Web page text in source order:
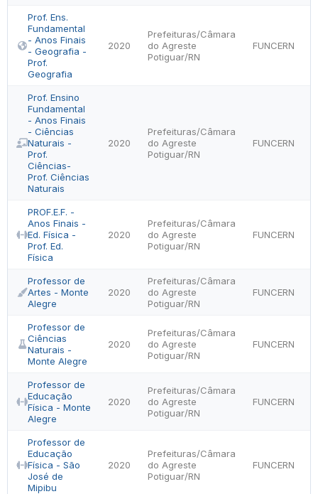
Prof. Ens.
Fundamental
- Anos Finais
- Geografia -
Prof.
Geografia
2020
Prefeituras/Câmara
do Agreste
Potiguar/RN
FUNCERN
Prof. Ensino
Fundamental
- Anos Finais
- Ciências
Naturais -
Prof.
Ciências-
Prof. Ciências
Naturais
2020
Prefeituras/Câmara
do Agreste
Potiguar/RN
FUNCERN
PROF.E.F. -
Anos Finais -
Ed. Física -
Prof. Ed.
Física
2020
Prefeituras/Câmara
do Agreste
Potiguar/RN
FUNCERN
Professor de
Artes - Monte
Alegre
2020
Prefeituras/Câmara
do Agreste
Potiguar/RN
FUNCERN
Professor de
Ciências
Naturais -
Monte Alegre
2020
Prefeituras/Câmara
do Agreste
Potiguar/RN
FUNCERN
Professor de
Educação
Física - Monte
Alegre
2020
Prefeituras/Câmara
do Agreste
Potiguar/RN
FUNCERN
Professor de
Educação
Física - São
José de
Mipibu
2020
Prefeituras/Câmara
do Agreste
Potiguar/RN
FUNCERN